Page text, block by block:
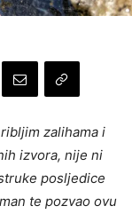
zalihama i
izvora, nije ni
posljedice
te pozvao ovu